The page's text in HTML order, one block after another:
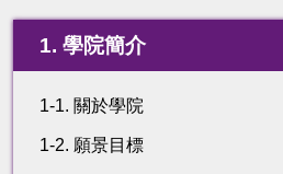
1. 學院簡介
1-1. 關於學院
1-2. 願景目標